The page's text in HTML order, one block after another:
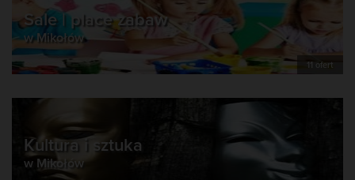
Sale | place zabaw
w Mikołów
11 ofert
Kultura i sztuka
w Mikołów